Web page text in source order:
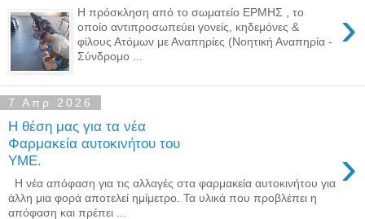
›
Η πρόσκληση από το σωματείο ΕΡΜΗΣ , το
οποίο αντιπροσωπεύει γονείς, κηδεμόνες &
φίλους Ατόμων με Αναπηρίες (Νοητική Αναπηρία -
Σύνδρομο ...
7 Απρ 2026
Η θέση μας για τα νέα
Φαρμακεία αυτοκινήτου του
ΥΜΕ.
›
Η νέα απόφαση για τις αλλαγές στα φαρμακεία αυτοκινήτου για
άλλη μια φορά αποτελεί ημίμετρο. Τα υλικά που προβλέπει η
απόφαση και πρέπει ...